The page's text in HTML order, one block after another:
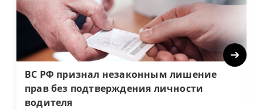
ВС РФ признал незаконным лишение
прав без подтверждения личности
водителя
Next